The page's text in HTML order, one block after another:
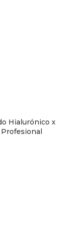
Hialurónico x